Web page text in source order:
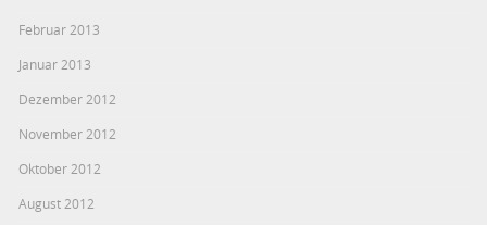
Februar 2013
Januar 2013
Dezember 2012
November 2012
Oktober 2012
August 2012